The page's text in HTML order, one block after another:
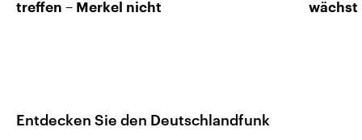
treffen – Merkel nicht
wächst
Entdecken Sie den Deutschlandfunk